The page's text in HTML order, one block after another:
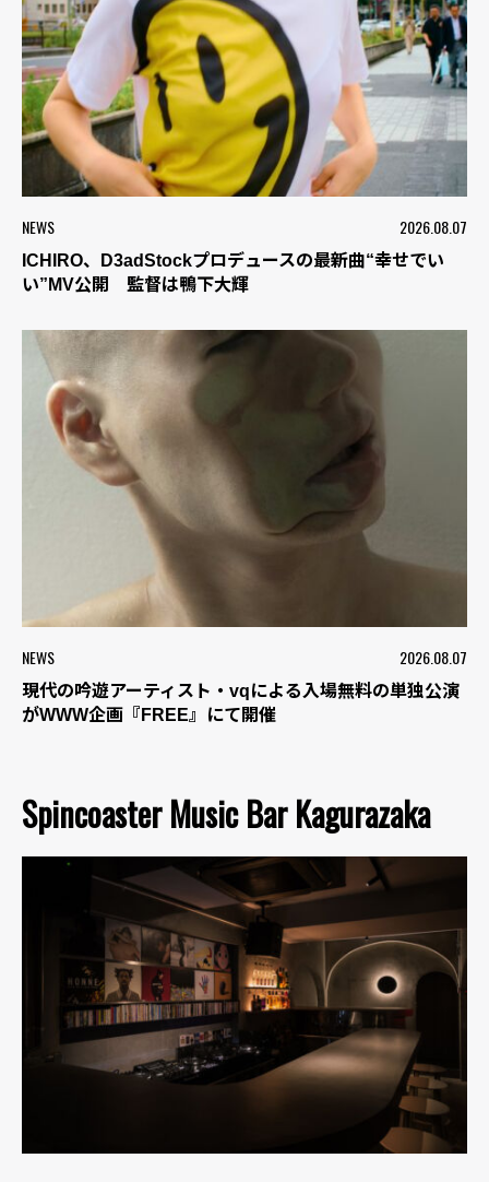
NEWS 2026.08.07
ICHIRO、D3adStockプロデュースの最新曲“幸せでい
い”MV公開 監督は鴨下大輝
NEWS 2026.08.07
現代の吟遊アーティスト・vqによる入場無料の単独公演
がWWW企画『FREE』にて開催
Spincoaster Music Bar Kagurazaka